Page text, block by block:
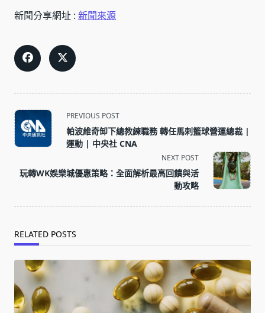
新聞分享網址 : 新聞來源
<span
class="nav-
subtitle
reader-
PREVIOUS POST
帕波維奇卸下總教練職務 轉任馬刺籃球營運總裁 |
運動 | 中央社 CNA
NEXT POST
玩轉WK娛樂城優惠策略：全面解析最高回饋與活
動攻略
RELATED POSTS